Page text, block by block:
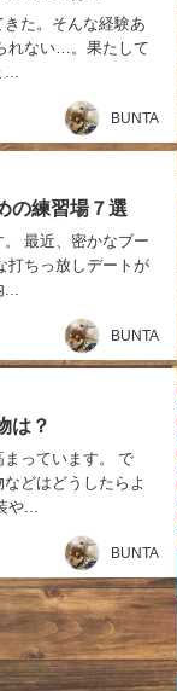
た。そんな経験あ
れない…。果たして
BUNTA
の練習場７選
最近、密かなブー
打ちっ放しデートが
BUNTA
は？
っています。 で
どはどうしたらよ
や...
BUNTA